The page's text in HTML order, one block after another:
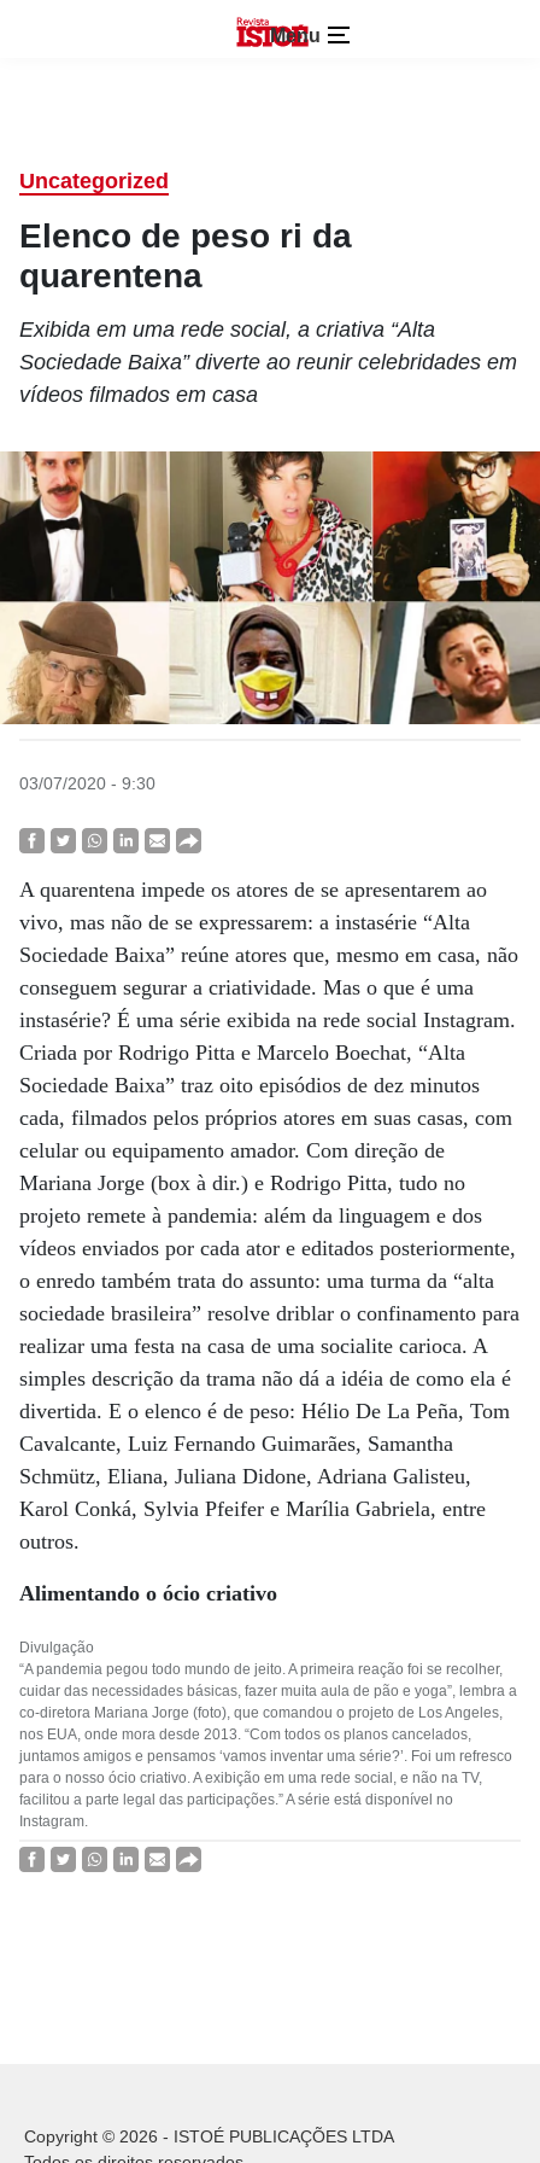
Menu
Uncategorized
Elenco de peso ri da
quarentena
Exibida em uma rede social, a criativa “Alta
Sociedade Baixa” diverte ao reunir celebridades em
vídeos filmados em casa
03/07/2020 - 9:30
A quarentena impede os atores de se apresentarem ao
vivo, mas não de se expressarem: a instasérie “Alta
Sociedade Baixa” reúne atores que, mesmo em casa, não
conseguem segurar a criatividade. Mas o que é uma
instasérie? É uma série exibida na rede social Instagram.
Criada por Rodrigo Pitta e Marcelo Boechat, “Alta
Sociedade Baixa” traz oito episódios de dez minutos
cada, filmados pelos próprios atores em suas casas, com
celular ou equipamento amador. Com direção de
Mariana Jorge (box à dir.) e Rodrigo Pitta, tudo no
projeto remete à pandemia: além da linguagem e dos
vídeos enviados por cada ator e editados posteriormente,
o enredo também trata do assunto: uma turma da “alta
sociedade brasileira” resolve driblar o confinamento para
realizar uma festa na casa de uma socialite carioca. A
simples descrição da trama não dá a idéia de como ela é
divertida. E o elenco é de peso: Hélio De La Peña, Tom
Cavalcante, Luiz Fernando Guimarães, Samantha
Schmütz, Eliana, Juliana Didone, Adriana Galisteu,
Karol Conká, Sylvia Pfeifer e Marília Gabriela, entre
outros.
Alimentando o ócio criativo
Divulgação
“A pandemia pegou todo mundo de jeito. A primeira reação foi se recolher,
cuidar das necessidades básicas, fazer muita aula de pão e yoga”, lembra a
co-diretora Mariana Jorge (foto), que comandou o projeto de Los Angeles,
nos EUA, onde mora desde 2013. “Com todos os planos cancelados,
juntamos amigos e pensamos ‘vamos inventar uma série?’. Foi um refresco
para o nosso ócio criativo. A exibição em uma rede social, e não na TV,
facilitou a parte legal das participações.” A série está disponível no
Instagram.
Copyright © 2026 - ISTOÉ PUBLICAÇÕES LTDA